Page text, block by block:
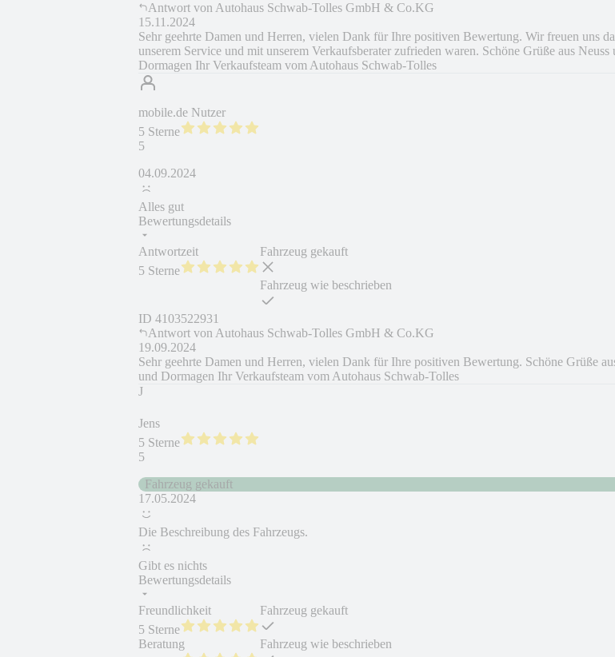
Antwort von Autohaus Schwab-Tolles GmbH & Co.KG
15.11.2024
Sehr geehrte Damen und Herren, vielen Dank für Ihre positiven Bewertung. Wir freuen uns
unserem Service und mit unserem Verkaufsberater zufrieden waren. Schöne Grüße aus Neuss
Dormagen Ihr Verkaufsteam vom Autohaus Schwab-Tolles
mobile.de Nutzer
5 Sterne
5
04.09.2024
Alles gut
Bewertungsdetails
Antwortzeit
5 Sterne
Fahrzeug gekauft
Fahrzeug wie beschrieben
ID 4103522931
Antwort von Autohaus Schwab-Tolles GmbH & Co.KG
19.09.2024
Sehr geehrte Damen und Herren, vielen Dank für Ihre positiven Bewertung. Schöne Grüße
und Dormagen Ihr Verkaufsteam vom Autohaus Schwab-Tolles
J
Jens
5 Sterne
5
Fahrzeug gekauft
17.05.2024
Die Beschreibung des Fahrzeugs.
Gibt es nichts
Bewertungsdetails
Freundlichkeit
5 Sterne
Beratung
Fahrzeug gekauft
Fahrzeug wie beschrieben